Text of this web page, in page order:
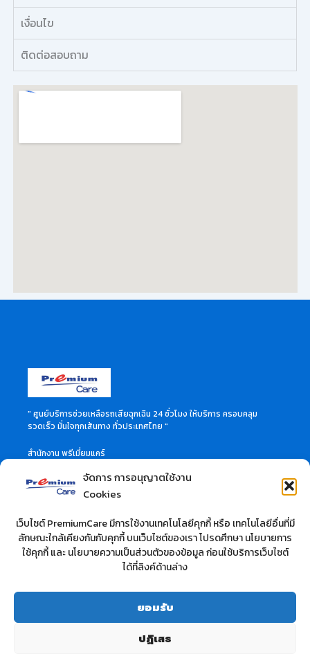
จัดการ การอนุญาตใช้งาน
Cookies
เว็บไซต์ PremiumCare มีการใช้งานเทคโนโลยีคุกกี้ หรือ เทคโนโลยีอื่นที่มี
ลักษณะใกล้เคียงกันกับคุกกี้ บนเว็บไซต์ของเรา โปรดศึกษา นโยบายการ
ใช้คุกกี้ และ นโยบายความเป็นส่วนตัวของข้อมูล ก่อนใช้บริการเว็บไซต์
ได้ที่ลิงค์ด้านล่าง
ยอมรับ
ปฏิเสธ
เงื่อนไข
ติดต่อสอบถาม
" ศูนย์บริการช่วยเหลือรถเสียฉุกเฉิน 24 ชั่วโมง ให้บริการ ครอบคลุม
รวดเร็ว มั่นใจทุกเส้นทาง ทั่วประเทศไทย "
สำนักงาน พรีเมี่ยมแคร์
กรุงเทพมหานคร 10310
สอบถามข้อมูลเพิ่มเติมได้ที่
บริษัท ที.วี.ซี. คาร์แคร์ จำกัด
สำนักงาน : 10/37 ซอยลาดพร้าว 28 ถนนลาดพร้าว
แขวงจันทรเกษม เขตวังทองหลาง กรุงเทพฯ 10900 จำกัด
โทร : 02-512-0283
www.premium-carcare.com